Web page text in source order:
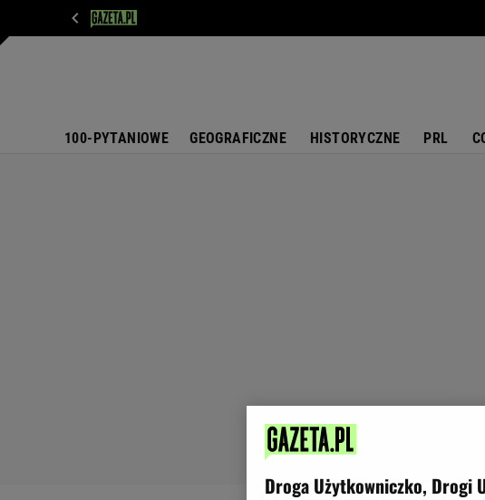
100-PYTANIOWE GEOGRAFICZNE HISTORYCZNE PRL
Droga Użytkowniczko, Drogi